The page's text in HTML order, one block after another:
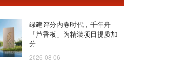
绿建评分内卷时代，千年舟
「芦香板」为精装项目提质加
分
2026-08-06